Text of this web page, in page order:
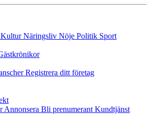
KulturNäringsliv Nöje Politik Sport
Registrera ditt företag
Annonsera Bli prenumerant Kundtjänst